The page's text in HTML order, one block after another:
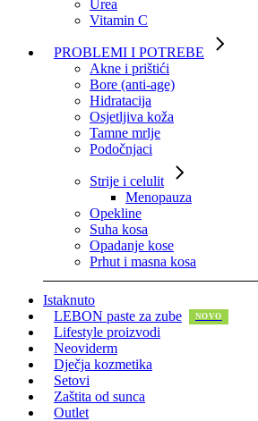
Urea
Vitamin C
PROBLEMI I POTREBE
Akne i prištići
Bore (anti-age)
Hidratacija
Osjetljiva koža
Tamne mrlje
Podočnjaci
Strije i celulit
Menopauza
Opekline
Suha kosa
Opadanje kose
Prhut i masna kosa
Istaknuto
LEBON paste za zube
Lifestyle proizvodi
Neoviderm
Dječja kozmetika
Setovi
Zaštita od sunca
Outlet